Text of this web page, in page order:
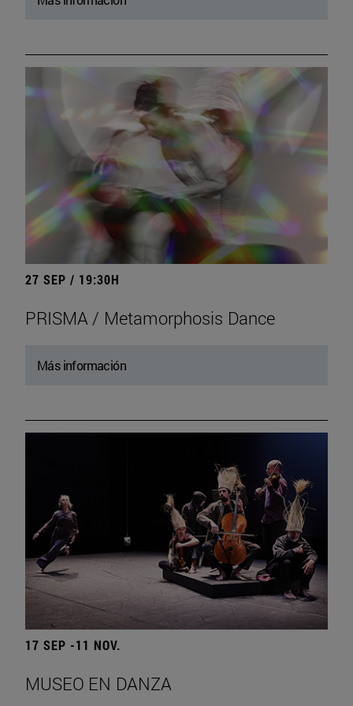
27 SEP / 19:30H
PRISMA / Metamorphosis Dance
Más información
17 SEP -11 NOV.
MUSEO EN DANZA